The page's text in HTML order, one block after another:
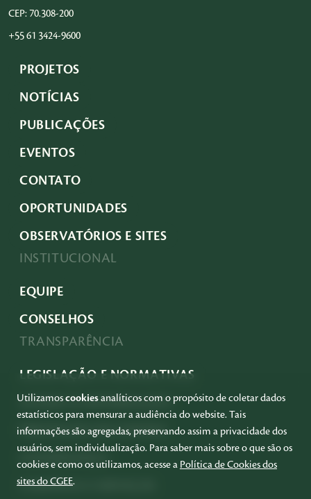
CEP: 70.308-200
+55 61 3424-9600
PROJETOS
NOTÍCIAS
PUBLICAÇÕES
EVENTOS
CONTATO
OPORTUNIDADES
OBSERVATÓRIOS E SITES
INSTITUCIONAL
EQUIPE
CONSELHOS
TRANSPARÊNCIA
LEGISLAÇÃO E NORMATIVAS
ACESSO À INFORMAÇÃO
PRESTAÇÃO DE CONTAS
GOVERNANÇA
COMPRAS E SERVIÇOS
Utilizamoscookiesanalíticos com o propósito de coletar dados
estatísticos para mensurar a audiência do website. Tais
informações são agregadas, preservando assim a privacidade dos
usuários, sem individualização. Para saber mais sobre o que são os
cookies e como os utilizamos, acesse a Política de Cookies dos
sites do CGEE.